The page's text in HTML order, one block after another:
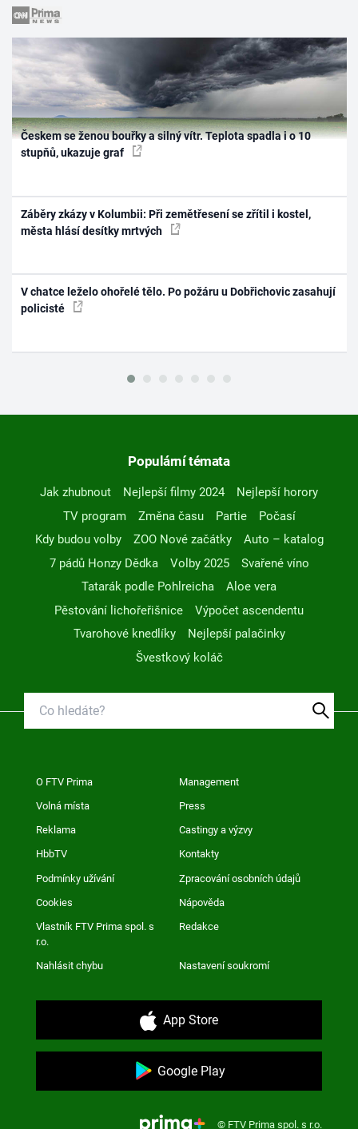
Českem se ženou bouřky a silný vítr. Teplota spadla i o 10
stupňů, ukazuje graf
Záběry zkázy v Kolumbii: Při zemětřesení se zřítil i kostel,
města hlásí desítky mrtvých
V chatce leželo ohořelé tělo. Po požáru u Dobřichovic zasahují
policisté
Populární témata
Jak zhubnout Nejlepší filmy 2024
Nejlepší horory
TV program
Změna času Partie
Počasí
Kdy budou volby
ZOO Nové začátky
Auto – katalog
7 pádů Honzy Dědka
Volby 2025
Svařené víno
Tatarák podle Pohlreicha
Aloe vera
Pěstování lichořeřišnice
Výpočet ascendentu
Tvarohové knedlíky
Nejlepší palačinky
Švestkový koláč
O FTV Prima Management
Volná místa Press
Reklama Castingy a výzvy
HbbTV Kontakty
Podmínky užívání Zpracování osobních údajů
Cookies Nápověda
Vlastník FTV Prima spol. s
r.o.
Redakce
Nahlásit chybu Nastavení soukromí
App Store
Google Play
© FTV Prima spol. s r.o.